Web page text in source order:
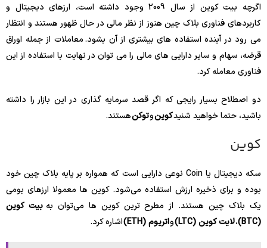
اگرچه بیت کوین از سال 2009 وجود داشته است، ارزهای دیجیتال و
کاربردهای فناوری بلاک چین هنوز از نظر مالی در حال ظهور هستند و انتظار
می رود در آینده استفاده های بیشتری از آن بشود. معاملات از جمله اوراق
قرضه، سهام و سایر دارایی های مالی را می توان در نهایت با استفاده از این
فناوری معامله کرد.
دو اصطلاح بسیار رایجی که اگر قصد سرمایه گذاری در این بازار را داشته
باشید، حتما خواهید شنیدکوینوتوکنهستند.
کوین
سکه دیجیتال یا Coin نوعی دارایی است که همواره بر پایه بلاک چین خود
بوده و برای ذخیره ارزش استفاده می‌شود. کوین ها معمولا ارزهای بومی
یک بلاک چین هستند. از مطرح ترین کوین ها می‌توان بهبیت کوین
(BTC)
،لایت کوین (LTC) واتریوم (ETH) اشاره کرد.